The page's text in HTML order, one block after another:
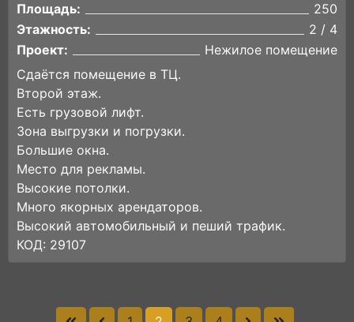
Площадь:
250
Этажность:
2 / 4
Проект:
Нежилое помещение
Сдаётся помещение в ТЦ.
Второй этаж.
Есть грузовой лифт.
Зона выгрузки и погрузки.
Большие окна.
Место для рекламы.
Высокие потолки.
Много якорных арендаторов.
Высокий автомобильный и пеший трафик.
КОД: 29107